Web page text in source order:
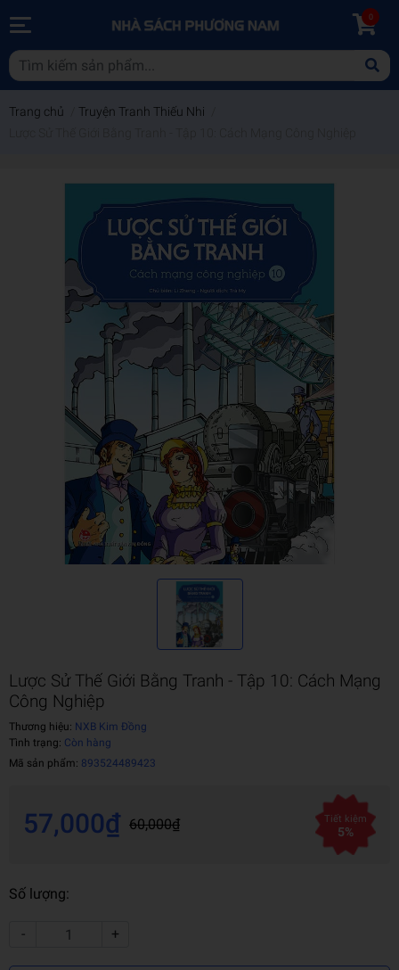
0
Trang chủ Truyện Tranh Thiếu Nhi
Lược Sử Thế Giới Bằng Tranh - Tập 10: Cách Mạng
Công Nghiệp
Thương hiệu: NXB Kim Đồng
Tình trạng: Còn hàng
Mã sản phẩm: 893524489423
57,000₫ 60,000₫ Tiết kiệm
5%
Số lượng:
- +